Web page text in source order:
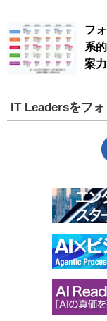
フ
系
案
IT Leadersをフ